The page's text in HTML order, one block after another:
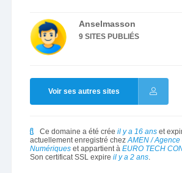
Anselmasson
9 SITES PUBLIÉS
Voir ses autres sites
Ce domaine a été crée il y a 16 anset
actuellement enregistré chezAMEN /
Numériqueset appartient à EURO TECH
Son certificat SSL expire il y a 2 ans.